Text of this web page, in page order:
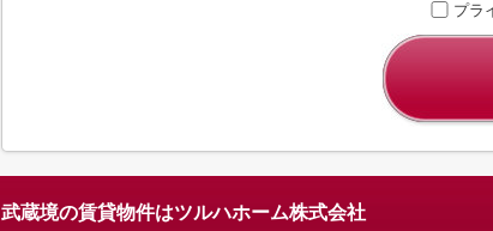
プラ
武蔵境の賃貸物件はツルハホーム株式会社